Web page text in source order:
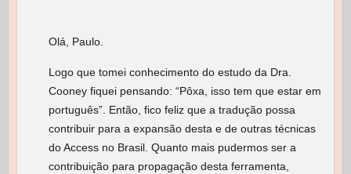
Olá, Paulo.
Logo que tomei conhecimento do estudo da Dra.
Cooney fiquei pensando: “Pôxa, isso tem que estar em
português”. Então, fico feliz que a tradução possa
contribuir para a expansão desta e de outras técnicas
do Access no Brasil. Quanto mais pudermos ser a
contribuição para propagação desta ferramenta,